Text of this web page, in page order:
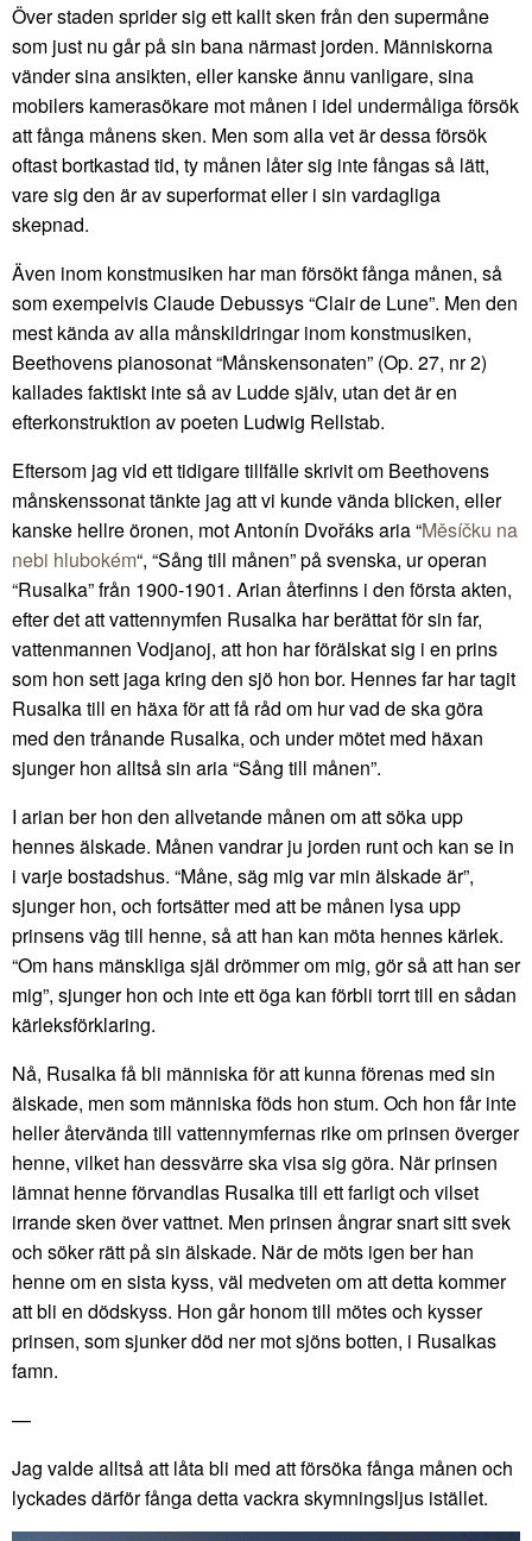
Över staden sprider sig ett kallt sken från den supermåne
som just nu går på sin bana närmast jorden. Människorna
vänder sina ansikten, eller kanske ännu vanligare, sina
mobilers kamerasökare mot månen i idel undermåliga försök
att fånga månens sken. Men som alla vet är dessa försök
oftast bortkastad tid, ty månen låter sig inte fångas så lätt,
vare sig den är av superformat eller i sin vardagliga
skepnad.
Även inom konstmusiken har man försökt fånga månen, så
som exempelvis Claude Debussys “Clair de Lune”. Men den
mest kända av alla månskildringar inom konstmusiken,
Beethovens pianosonat “Månskensonaten” (Op. 27, nr 2)
kallades faktiskt inte så av Ludde själv, utan det är en
efterkonstruktion av poeten Ludwig Rellstab.
Eftersom jag vid ett tidigare tillfälle skrivit om Beethovens
månskenssonat tänkte jag att vi kunde vända blicken, eller
kanske hellre öronen, mot Antonín Dvořáks aria “Měsíčku na
nebi hlubokém“, “Sång till månen” på svenska, ur operan
“Rusalka” från 1900-1901. Arian återfinns i den första akten,
efter det att vattennymfen Rusalka har berättat för sin far,
vattenmannen Vodjanoj, att hon har förälskat sig i en prins
som hon sett jaga kring den sjö hon bor. Hennes far har tagit
Rusalka till en häxa för att få råd om hur vad de ska göra
med den trånande Rusalka, och under mötet med häxan
sjunger hon alltså sin aria “Sång till månen”.
I arian ber hon den allvetande månen om att söka upp
hennes älskade. Månen vandrar ju jorden runt och kan se in
i varje bostadshus. “Måne, säg mig var min älskade är”,
sjunger hon, och fortsätter med att be månen lysa upp
prinsens väg till henne, så att han kan möta hennes kärlek.
“Om hans mänskliga själ drömmer om mig, gör så att han ser
mig”, sjunger hon och inte ett öga kan förbli torrt till en sådan
kärleksförklaring.
Nå, Rusalka få bli människa för att kunna förenas med sin
älskade, men som människa föds hon stum. Och hon får inte
heller återvända till vattennymfernas rike om prinsen överger
henne, vilket han dessvärre ska visa sig göra. När prinsen
lämnat henne förvandlas Rusalka till ett farligt och vilset
irrande sken över vattnet. Men prinsen ångrar snart sitt svek
och söker rätt på sin älskade. När de möts igen ber han
henne om en sista kyss, väl medveten om att detta kommer
att bli en dödskyss. Hon går honom till mötes och kysser
prinsen, som sjunker död ner mot sjöns botten, i Rusalkas
famn.
—
Jag valde alltså att låta bli med att försöka fånga månen och
lyckades därför fånga detta vackra skymningsljus istället.